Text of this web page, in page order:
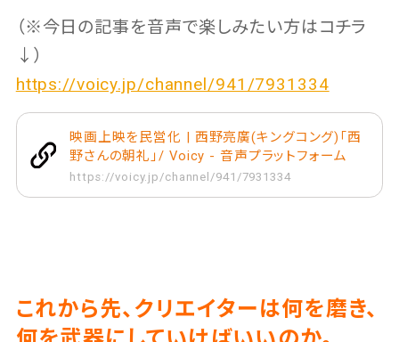
（※今日の記事を音声で楽しみたい方はコチラ
↓）
https://voicy.jp/channel/941/7931334
映画上映を民営化 | 西野亮廣(キングコング)「西
野さんの朝礼」/ Voicy - 音声プラットフォーム
https://voicy.jp/channel/941/7931334
これから先、クリエイターは何を磨き、